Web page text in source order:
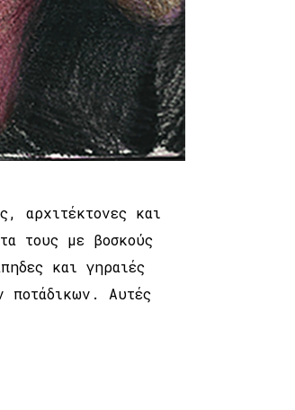
αρχιτέκτονες και
τους με βοσκούς
και γηραιές
ποτάδικων. Αυτές